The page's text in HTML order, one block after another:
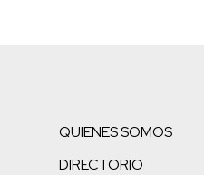
QUIENES SOMOS
DIRECTORIO